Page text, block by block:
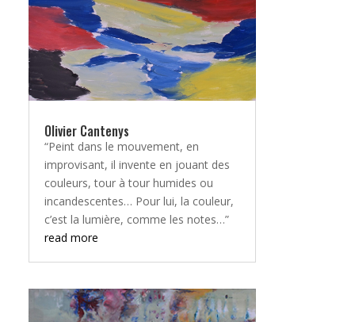
Olivier Cantenys
“Peint dans le mouvement, en
improvisant, il invente en jouant des
couleurs, tour à tour humides ou
incandescentes… Pour lui, la couleur,
c’est la lumière, comme les notes…”
read more